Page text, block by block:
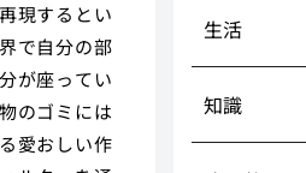
現するとい
で自分の部
が座ってい
のゴミには
愛おしい作
生活
知識